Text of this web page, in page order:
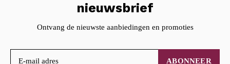
nieuwsbrief
Ontvang de nieuwste aanbiedingen en promoties
ABONNEER